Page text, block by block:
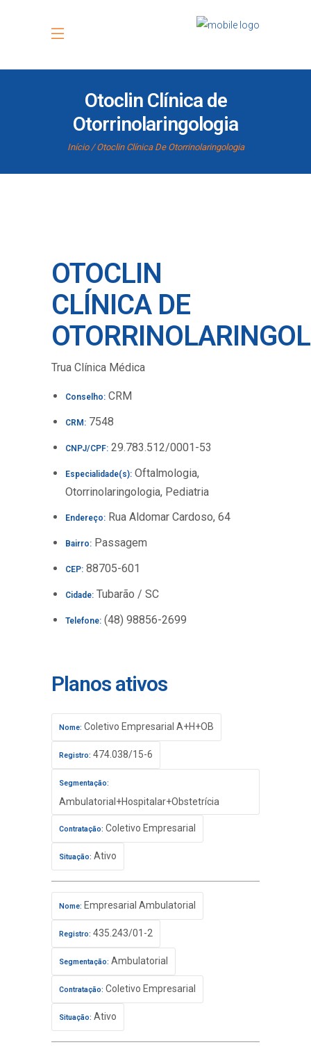
Otoclin Clínica de
Otorrinolaringologia
Início Otoclin Clínica De Otorrinolaringologia
OTOCLIN
CLÍNICA DE
Trua Clínica Médica
Conselho: CRM
CRM: 7548
CNPJ/CPF: 29.783.512/0001-53
Especialidade(s): Oftalmologia,
Otorrinolaringologia, Pediatria
Endereço: Rua Aldomar Cardoso, 64
Bairro: Passagem
CEP: 88705-601
Cidade: Tubarão / SC
Telefone: (48) 98856-2699
Planos ativos
Nome: Coletivo Empresarial A+H+OB
Registro: 474.038/15-6
Segmentação:
Ambulatorial+Hospitalar+Obstetrícia
Contratação: Coletivo Empresarial
Situação: Ativo
Nome: Empresarial Ambulatorial
Registro: 435.243/01-2
Segmentação: Ambulatorial
Contratação: Coletivo Empresarial
Situação: Ativo